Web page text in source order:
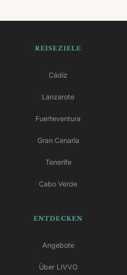
REISEZIELE
Cádiz
Lanzarote
Fuerteventura
Gran Canaria
Tenerife
Cabo Verde
ENTDECKEN
Angebote
Über LIVVO